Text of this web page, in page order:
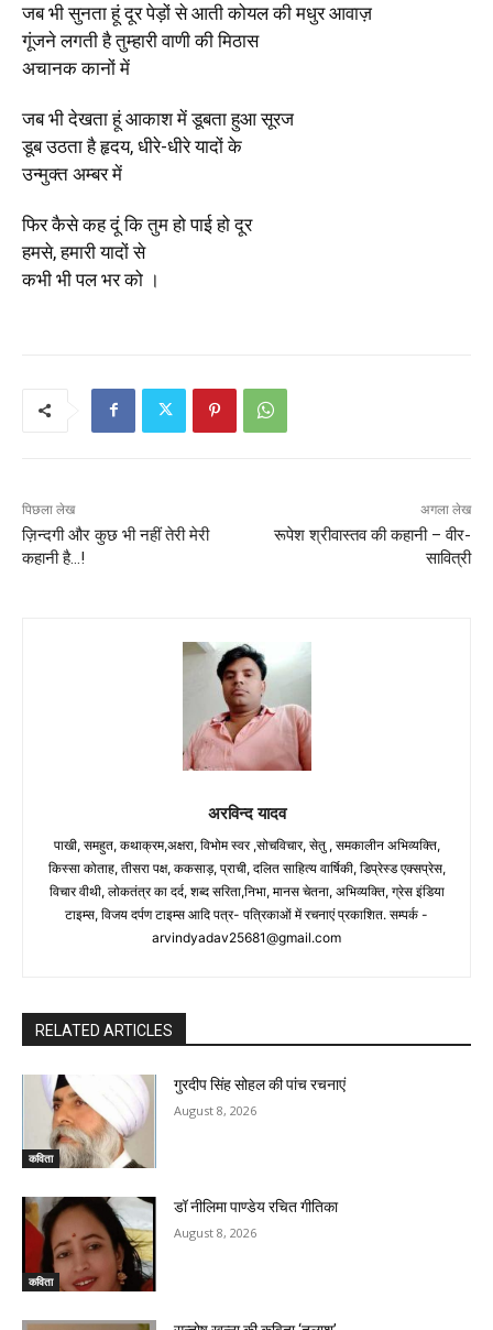
जब भी सुनता हूं दूर पेड़ों से आती कोयल की मधुर आवाज़
गूंजने लगती है तुम्हारी वाणी की मिठास
अचानक कानों में
जब भी देखता हूं आकाश में डूबता हुआ सूरज
डूब उठता है हृदय, धीरे-धीरे यादों के
उन्मुक्त अम्बर में
फिर कैसे कह दूं कि तुम हो पाई हो दूर
हमसे, हमारी यादों से
कभी भी पल भर को ।
पिछला लेख
ज़िन्दगी और कुछ भी नहीं तेरी मेरी
कहानी है…!
अगला लेख
रूपेश श्रीवास्तव की कहानी – वीर-
सावित्री
अरविन्द यादव
पाखी, समहुत, कथाक्रम,अक्षरा, विभोम स्वर ,सोचविचार, सेतु , समकालीन अभिव्यक्ति,
किस्सा कोताह, तीसरा पक्ष, ककसाड़, प्राची, दलित साहित्य वार्षिकी, डिप्रेस्ड एक्सप्रेस,
विचार वीथी, लोकतंत्र का दर्द, शब्द सरिता,निभा, मानस चेतना, अभिव्यक्ति, ग्रेस इंडिया
टाइम्स, विजय दर्पण टाइम्स आदि पत्र- पत्रिकाओं में रचनाएं प्रकाशित. सम्पर्क -
arvindyadav25681@gmail.com
RELATED ARTICLES
कविता
गुरदीप सिंह सोहल की पांच रचनाएं
August 8, 2026
कविता
डॉ नीलिमा पाण्डेय रचित गीतिका
August 8, 2026